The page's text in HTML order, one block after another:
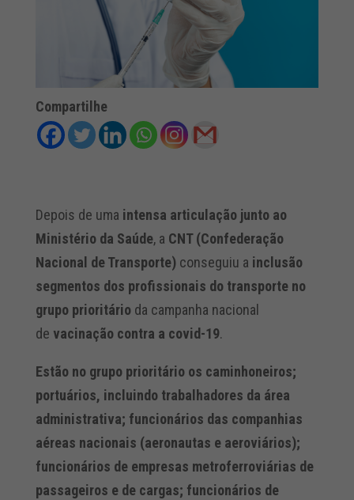
Compartilhe
Depois de uma intensa articulação junto ao
Ministério da Saúde, a CNT (Confederação
Nacional de Transporte)conseguiu a inclusão
segmentos dos profissionais do transporte no
grupo prioritárioda campanha nacional
de vacinação contra a covid-19.
Estão no grupo prioritário os caminhoneiros;
portuários, incluindo trabalhadores da área
administrativa; funcionários das companhias
aéreas nacionais (aeronautas e aeroviários);
funcionários de empresas metroferroviárias de
passageiros e de cargas; funcionários de